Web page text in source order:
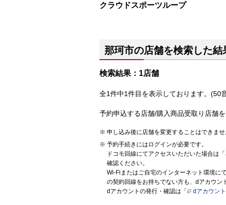
クラウドスポーツループ
那珂市の店舗を検索した
検索結果：1店舗
全1件中1件目を表示しております。(50
予約申込する店舗/購入商品受取り店舗を
申し込み後に店舗を変更することはできませ
予約手続きにはログインが必要です。
ドコモ回線にてアクセスいただいた場合は
確認ください。
Wi-Fiまたはご自宅のインターネット環境に
の契約回線をお持ちでない方も、dアカウン
dアカウントの発行・確認は「
dアカウン